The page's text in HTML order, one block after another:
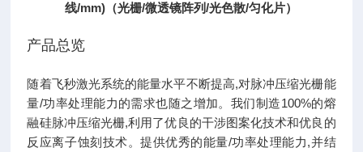
线/mm)（光栅/微透镜阵列/光色散/匀化片）
产品总览
随着飞秒激光系统的能量水平不断提高,对脉冲压缩光栅能
量/功率处理能力的需求也随之增加。我们制造100%的熔
融硅脉冲压缩光栅,利用了优良的干涉图案化技术和优良的
反应离子蚀刻技术。提供优秀的能量/功率处理能力,并结